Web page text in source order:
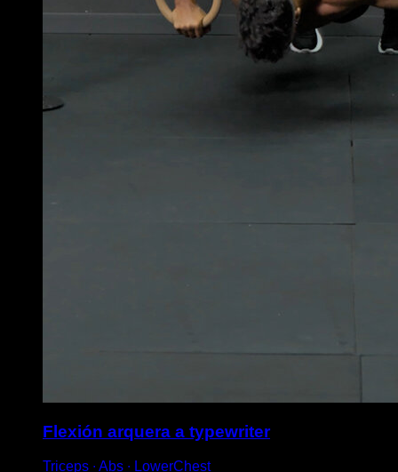
Flexión arquera a typewriter
Triceps ∙ Abs ∙ LowerChest